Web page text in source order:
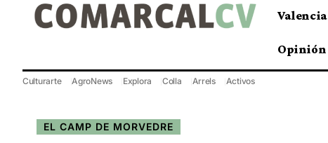
Valencia
Opinión
Culturarte AgroNews Explora Colla Arrels Activos
EL CAMP DE MORVEDRE